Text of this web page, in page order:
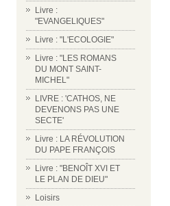
Livre :
"EVANGELIQUES"
Livre : "L'ECOLOGIE"
Livre : "LES ROMANS
DU MONT SAINT-
MICHEL"
LIVRE : 'CATHOS, NE
DEVENONS PAS UNE
SECTE'
Livre : LA RÉVOLUTION
DU PAPE FRANÇOIS
Livre : "BENOÎT XVI ET
LE PLAN DE DIEU"
Loisirs